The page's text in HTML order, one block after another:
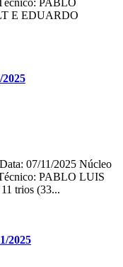
E EDUARDO
07/11/2025 Núcleo
PABLO LUIS
trios (33...
2025